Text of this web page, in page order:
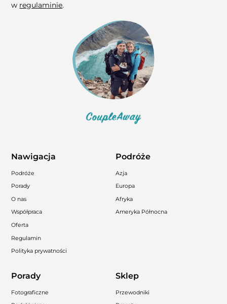
w regulaminie.
Nawigacja
Podróże
Porady
O nas
Współpraca
Oferta
Regulamin
Polityka prywatności
Podróże
Azja
Europa
Afryka
Ameryka Północna
Porady
Fotograficzne
Sklep
Przewodniki